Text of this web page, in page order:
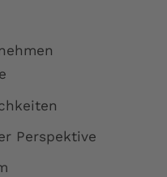
Perspektive